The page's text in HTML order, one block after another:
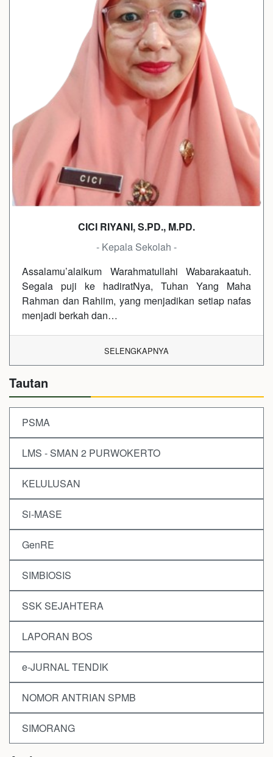
CICI RIYANI, S.PD., M.PD.
- Kepala Sekolah -
Assalamu’alaikum Warahmatullahi Wabarakaatuh.
Segala puji ke hadiratNya, Tuhan Yang Maha
Rahman dan Rahiim, yang menjadikan setiap nafas
menjadi berkah dan…
SELENGKAPNYA
Tautan
PSMA
LMS - SMAN 2 PURWOKERTO
KELULUSAN
Si-MASE
GenRE
SIMBIOSIS
SSK SEJAHTERA
LAPORAN BOS
e-JURNAL TENDIK
NOMOR ANTRIAN SPMB
SIMORANG